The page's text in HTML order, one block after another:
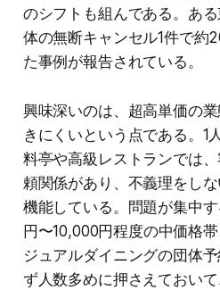
のシフトも組んである。あ
体の無断キャンセル1件で約
た事例が報告されている。
興味深いのは、超高単価の
きにくいという点である。1
料亭や高級レストランでは
頼関係があり、不義理をし
機能している。問題が集中
円〜10,000円程度の中価格
ジュアルダイニングの団体
ず人数多めに押さえておい